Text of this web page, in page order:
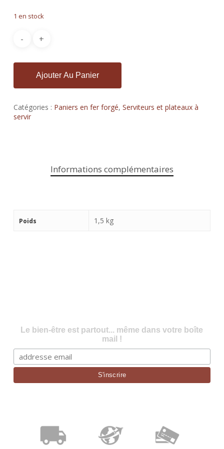
1 en stock
Ajouter Au Panier
Catégories : Paniers en fer forgé, Serviteurs et plateaux à
servir
Informations complémentaires
Poids 1,5 kg
Le bien-être est partout... même dans votre boîte
mail !